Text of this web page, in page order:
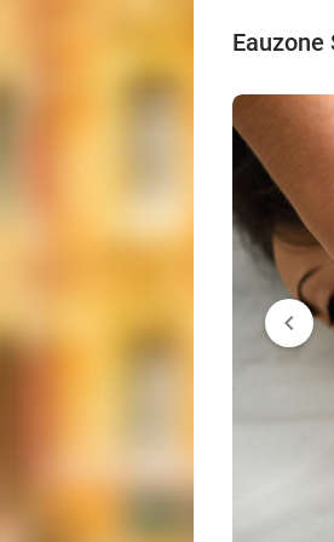
Eauzone
chevron_left